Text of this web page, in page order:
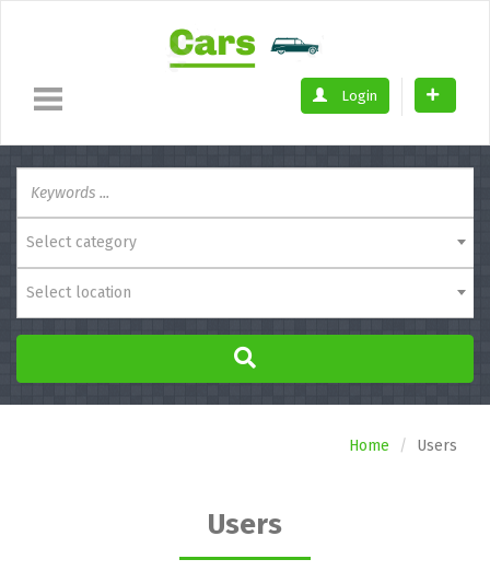
Login
Select category
Select location
Home Users
Users